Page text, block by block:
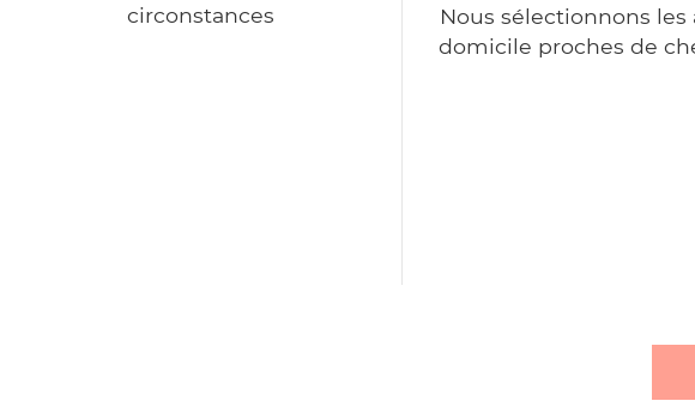
circonstances
Nous sélectionnons les
domicile proches de